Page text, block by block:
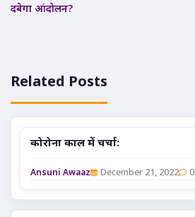
दबेगा आंदोलन?
Related Posts
कोरोना काल में चर्चा:
Ansuni Awaaz December 21, 2022 0